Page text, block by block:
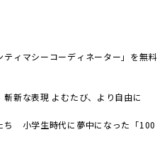
ィマシーコーディネーター」を無料
新な表現 よむたび、より自由に
ち 小学生時代に夢中になった「100